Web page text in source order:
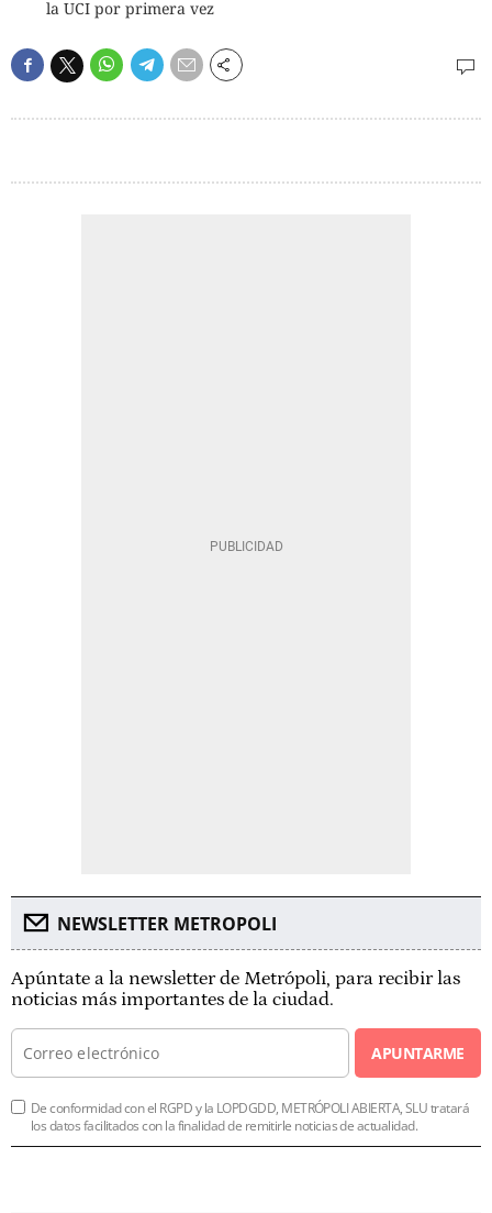
la UCI por primera vez
NEWSLETTER METROPOLI
Apúntate a la newsletter de Metrópoli, para recibir las
noticias más importantes de la ciudad.
APUNTARME
De conformidad con el RGPD y la LOPDGDD, METRÓPOLI ABIERTA, SLU tratará
los datos facilitados con la finalidad de remitirle noticias de actualidad.